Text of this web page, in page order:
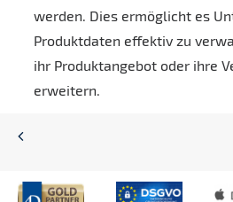
werden. Dies ermöglicht es
Produktdaten effektiv zu
ihr Produktangebot oder ihre
erweitern.